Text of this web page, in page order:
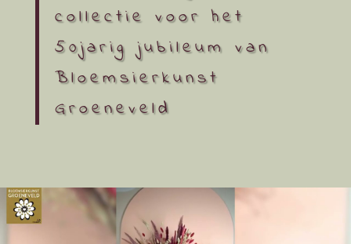
collectie voor het
50jarig jubileum van
Bloemsierkunst
Groeneveld